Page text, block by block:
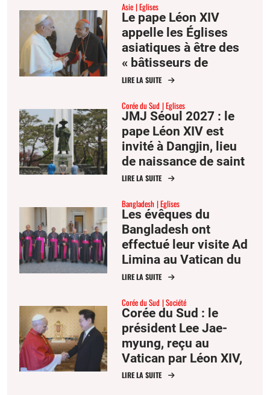
Asie Eglises
Le pape Léon XIV
appelle les Églises
asiatiques à être des
« bâtisseurs de
communion »
LIRE LA SUITE
Corée du Sud Eglises
JMJ Séoul 2027 : le
pape Léon XIV est
invité à Dangjin, lieu
de naissance de saint
André Kim
LIRE LA SUITE
Bangladesh Eglises
Les évêques du
Bangladesh ont
effectué leur visite Ad
Limina au Vatican du
22 au 27 juin.
LIRE LA SUITE
Corée du Sud Société
Corée du Sud : le
président Lee Jae-
myung, reçu au
Vatican par Léon XIV,
attire l’attention sur la
LIRE LA SUITE